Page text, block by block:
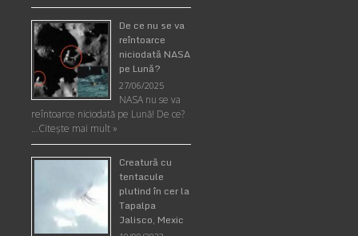
De ce nu se va
reîntoarce
niciodată NASA
pe Lună?
27/06/2025
NASA nu se va
reîntoarce niciodată pe Lună! De ce?
…Citește mai mult »
Creatură cu
tentacule
plutind în cer la
Tapalpa
Jalisco, Mexic